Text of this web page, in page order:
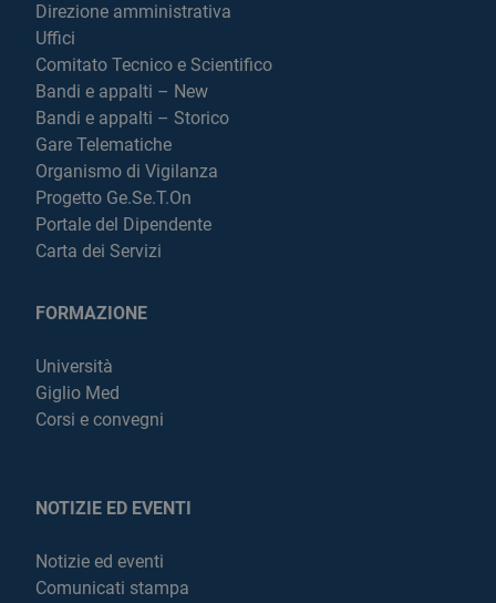
Direzione amministrativa
Uffici
Comitato Tecnico e Scientifico
Bandi e appalti – New
Bandi e appalti – Storico
Gare Telematiche
Organismo di Vigilanza
Progetto Ge.Se.T.On
Portale del Dipendente
Carta dei Servizi
FORMAZIONE
Università
Giglio Med
Corsi e convegni
NOTIZIE ED EVENTI
Notizie ed eventi
Comunicati stampa